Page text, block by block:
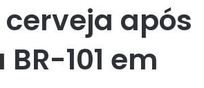
após
101 em